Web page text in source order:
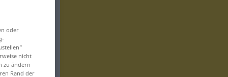
oder
nicht
zu ändern
Rand der